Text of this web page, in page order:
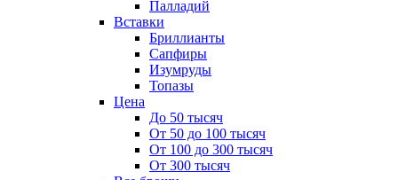
Палладий
Вставки
Бриллианты
Сапфиры
Изумруды
Топазы
Цена
До 50 тысяч
От 50 до 100 тысяч
От 100 до 300 тысяч
От 300 тысяч